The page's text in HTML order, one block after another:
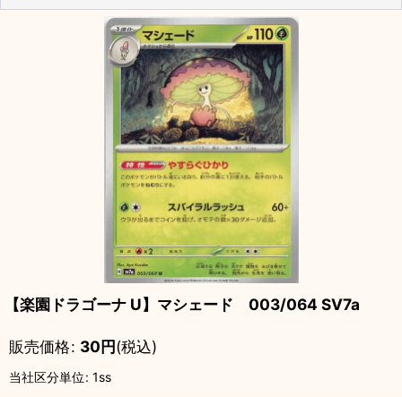
【楽園ドラゴーナ U】マシェード 003/064 SV7a
販売価格: 30円(税込)
当社区分単位: 1ss